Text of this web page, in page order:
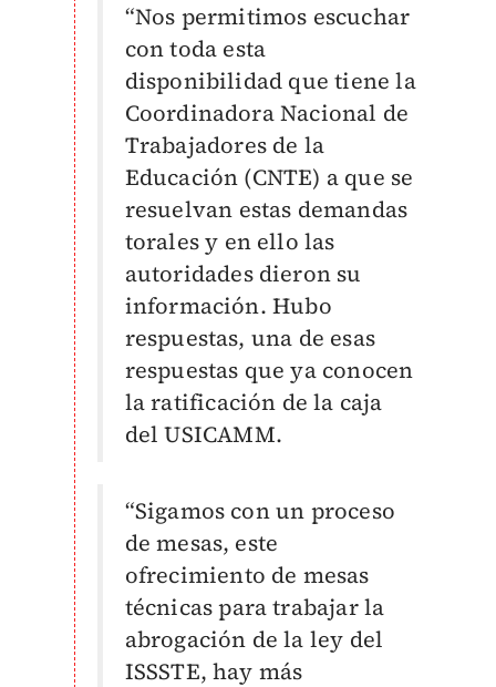
“Nos permitimos escuchar
con toda esta
disponibilidad que tiene la
Coordinadora Nacional de
Trabajadores de la
Educación (CNTE) a que se
resuelvan estas demandas
torales y en ello las
autoridades dieron su
información. Hubo
respuestas, una de esas
respuestas que ya conocen
la ratificación de la caja
del USICAMM.
“Sigamos con un proceso
de mesas, este
ofrecimiento de mesas
técnicas para trabajar la
abrogación de la ley del
ISSSTE, hay más